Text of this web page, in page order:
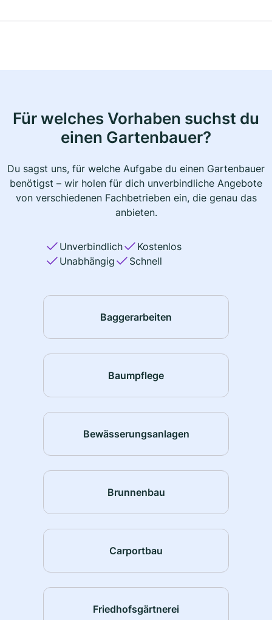
Für welches Vorhaben suchst du
einen Gartenbauer?
Du sagst uns, für welche Aufgabe du einen Gartenbauer
benötigst – wir holen für dich unverbindliche Angebote
von verschiedenen Fachbetrieben ein, die genau das
anbieten.
Unverbindlich
Kostenlos
Unabhängig
Schnell
Baggerarbeiten
Baumpflege
Bewässerungsanlagen
Brunnenbau
Carportbau
Friedhofsgärtnerei